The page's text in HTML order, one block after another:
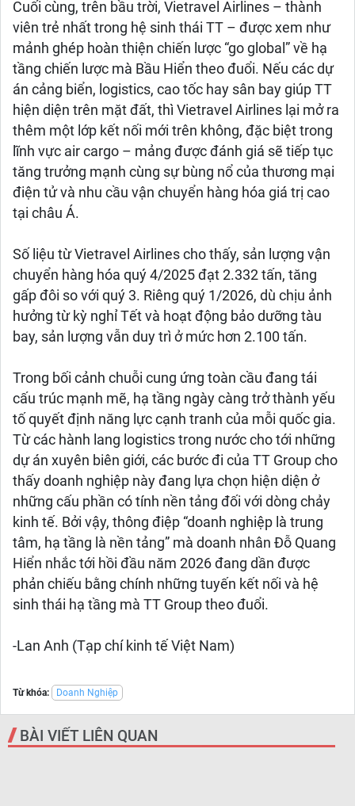
Cuối cùng, trên bầu trời, Vietravel Airlines – thành
viên trẻ nhất trong hệ sinh thái TT – được xem như
mảnh ghép hoàn thiện chiến lược “go global” về hạ
tầng chiến lược mà Bầu Hiển theo đuổi. Nếu các dự
án cảng biển, logistics, cao tốc hay sân bay giúp TT
hiện diện trên mặt đất, thì Vietravel Airlines lại mở ra
thêm một lớp kết nối mới trên không, đặc biệt trong
lĩnh vực air cargo – mảng được đánh giá sẽ tiếp tục
tăng trưởng mạnh cùng sự bùng nổ của thương mại
điện tử và nhu cầu vận chuyển hàng hóa giá trị cao
tại châu Á.
Số liệu từ Vietravel Airlines cho thấy, sản lượng vận
chuyển hàng hóa quý 4/2025 đạt 2.332 tấn, tăng
gấp đôi so với quý 3. Riêng quý 1/2026, dù chịu ảnh
hưởng từ kỳ nghỉ Tết và hoạt động bảo dưỡng tàu
bay, sản lượng vẫn duy trì ở mức hơn 2.100 tấn.
Trong bối cảnh chuỗi cung ứng toàn cầu đang tái
cấu trúc mạnh mẽ, hạ tầng ngày càng trở thành yếu
tố quyết định năng lực cạnh tranh của mỗi quốc gia.
Từ các hành lang logistics trong nước cho tới những
dự án xuyên biên giới, các bước đi của TT Group cho
thấy doanh nghiệp này đang lựa chọn hiện diện ở
những cấu phần có tính nền tảng đối với dòng chảy
kinh tế. Bởi vậy, thông điệp “doanh nghiệp là trung
tâm, hạ tầng là nền tảng” mà doanh nhân Đỗ Quang
Hiển nhắc tới hồi đầu năm 2026 đang dần được
phản chiếu bằng chính những tuyến kết nối và hệ
sinh thái hạ tầng mà TT Group theo đuổi.
-Lan Anh (Tạp chí kinh tế Việt Nam)
Từ khóa: Doanh Nghiệp
BÀI VIẾT LIÊN QUAN